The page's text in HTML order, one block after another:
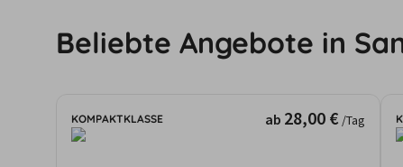
Beliebte Angebote in
KOMPAKTKLASSE ab 28,00 € /Tag